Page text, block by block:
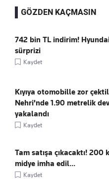
GÖZDEN KAÇMASIN
742 bin TL indirim!
sürprizi
Kaydet
Kıyıya otomobille zor
Nehri'nde 1.90 metrelik dev
yakalandı
Kaydet
Tam satışa çıkacaktı! 200
midye imha edil...
Kaydet